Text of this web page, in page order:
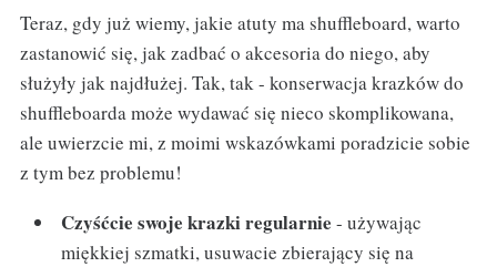
Teraz, gdy już wiemy, jakie atuty ma shuffleboard, warto
zastanowić się, jak zadbać o akcesoria do niego, aby
służyły jak najdłużej. Tak, tak - konserwacja krazków do
shuffleboarda może wydawać się nieco skomplikowana,
ale uwierzcie mi, z moimi wskazówkami poradzicie sobie
z tym bez problemu!
Czyśćcie swoje krazki regularnie - używając
miękkiej szmatki, usuwacie zbierający się na